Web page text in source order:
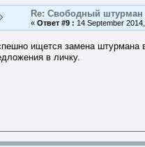
Re: Свободный штурман
« Ответ #9 : 14 September
ищется замена штурмана
в личку.